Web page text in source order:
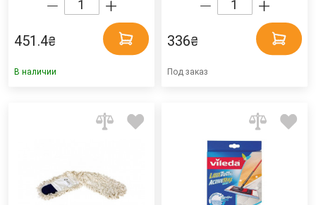
бел. Vileda
451.4₴
В наличии
336₴
Под заказ